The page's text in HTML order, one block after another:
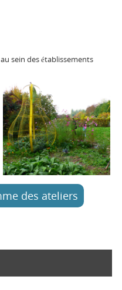
sein des établissements
des ateliers